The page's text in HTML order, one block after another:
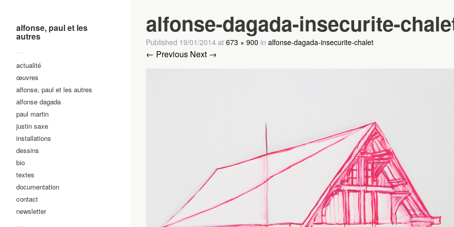
alfonse, paul et les
autres
—
actualité
œuvres
alfonse, paul et les autres
alfonse dagada
paul martin
justin saxe
installations
dessins
bio
textes
documentation
contact
newsletter
alfonse-dagada-insecurite-
Published 19/01/2014 at 673 × 900 in alfonse-dagada-insecurite-chalet
← Previous Next →